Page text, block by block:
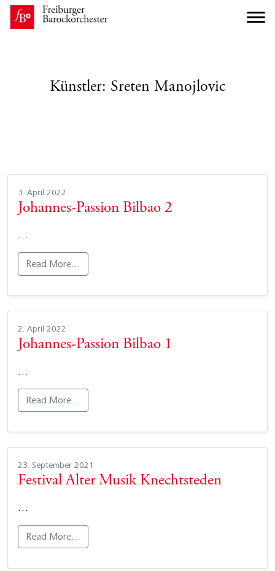
Künstler: Sreten Manojlovic
3. April 2022
Johannes-Passion Bilbao 2
…
Read More…
2. April 2022
Johannes-Passion Bilbao 1
…
Read More…
23. September 2021
Festival Alter Musik Knechtsteden
…
Read More…